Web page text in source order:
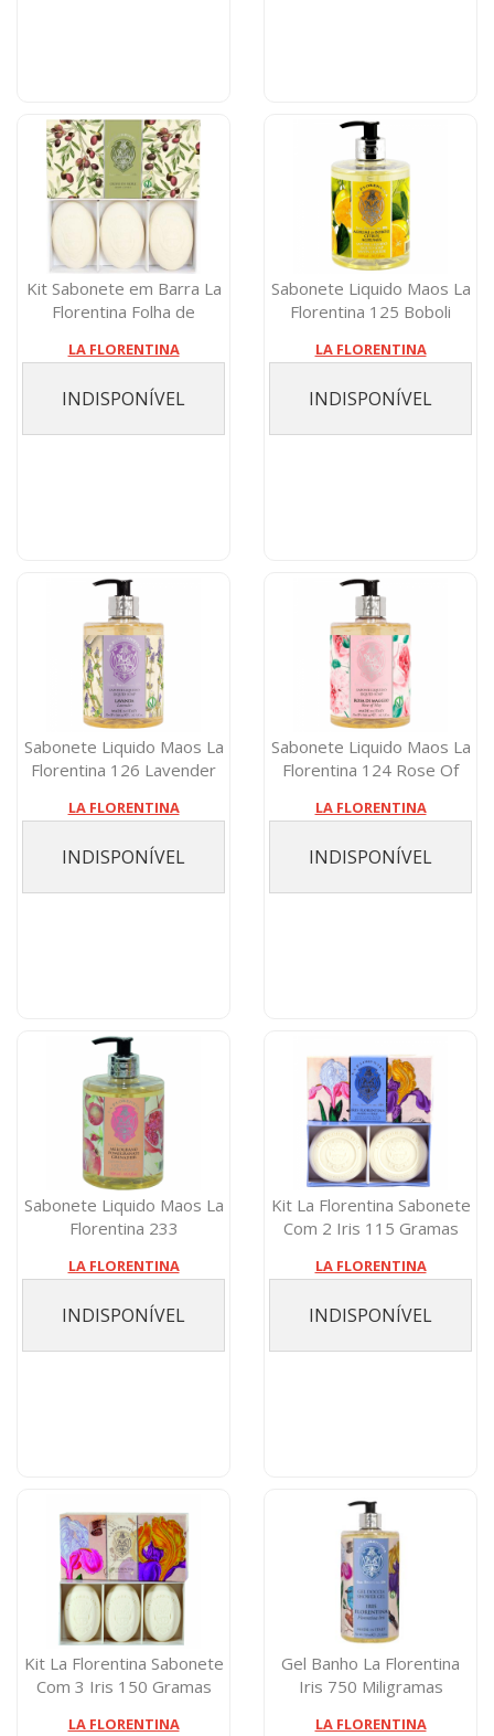
Kit Sabonete em Barra La
Florentina Folha de
LA FLORENTINA
INDISPONÍVEL
Sabonete Liquido Maos La
Florentina 125 Boboli
LA FLORENTINA
INDISPONÍVEL
Sabonete Liquido Maos La
Florentina 126 Lavender
LA FLORENTINA
INDISPONÍVEL
Sabonete Liquido Maos La
Florentina 124 Rose Of
LA FLORENTINA
INDISPONÍVEL
Sabonete Liquido Maos La
Florentina 233
LA FLORENTINA
INDISPONÍVEL
Kit La Florentina Sabonete
Com 2 Iris 115 Gramas
LA FLORENTINA
INDISPONÍVEL
Kit La Florentina Sabonete
Com 3 Iris 150 Gramas
LA FLORENTINA
Gel Banho La Florentina
Iris 750 Miligramas
LA FLORENTINA